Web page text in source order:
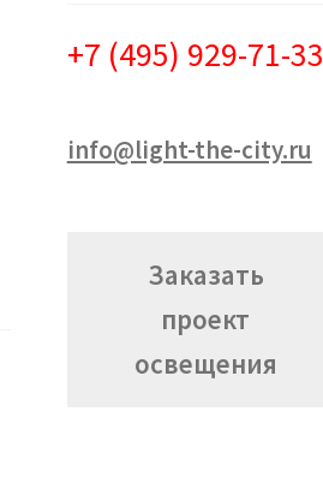
+7 (495) 929-71-33
info@light-the-city.ru
Заказать
проект
освещения